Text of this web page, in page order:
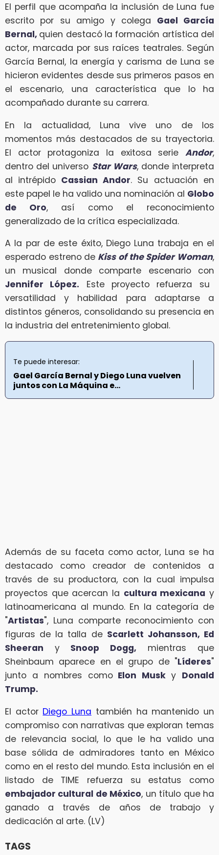
El perfil que acompaña la inclusión de Luna fue
escrito por su amigo y colega Gael García
Bernal, quien destacó la formación artística del
actor, marcada por sus raíces teatrales. Según
García Bernal, la energía y carisma de Luna se
hicieron evidentes desde sus primeros pasos en
el escenario, una característica que lo ha
acompañado durante su carrera.
En la actualidad, Luna vive uno de los
momentos más destacados de su trayectoria.
El actor protagoniza la exitosa serie Andor,
dentro del universo Star Wars, donde interpreta
al intrépido Cassian Andor. Su actuación en
este papel le ha valido una nominación al Globo
de Oro, así como el reconocimiento
generalizado de la crítica especializada.
A la par de este éxito, Diego Luna trabaja en el
esperado estreno de Kiss of the Spider Woman,
un musical donde comparte escenario con
Jennifer López. Este proyecto refuerza su
versatilidad y habilidad para adaptarse a
distintos géneros, consolidando su presencia en
la industria del entretenimiento global.
Te puede interesar:
Gael García Bernal y Diego Luna vuelven
juntos con La Máquina e...
Además de su faceta como actor, Luna se ha
destacado como creador de contenidos a
través de su productora, con la cual impulsa
proyectos que acercan la cultura mexicana y
latinoamericana al mundo. En la categoría de
"Artistas", Luna comparte reconocimiento con
figuras de la talla de Scarlett Johansson, Ed
Sheeran y Snoop Dogg, mientras que
Sheinbaum aparece en el grupo de "Líderes"
junto a nombres comoElon Musky Donald
Trump.
El actor Diego Luna también ha mantenido un
compromiso con narrativas que exploran temas
de relevancia social, lo que le ha valido una
base sólida de admiradores tanto en México
como en el resto del mundo. Esta inclusión en el
listado de TIME refuerza su estatus como
embajador cultural de México, un título que ha
ganado a través de años de trabajo y
dedicación al arte. (LV)
TAGS